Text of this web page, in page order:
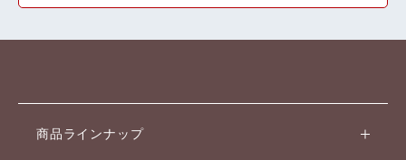
商品ラインナップ